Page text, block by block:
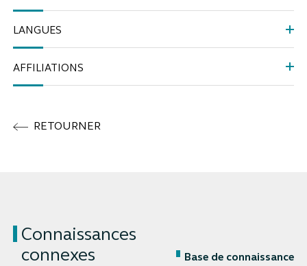
LANGUES
AFFILIATIONS
RETOURNER
Connaissances
connexes
Base de connaissance